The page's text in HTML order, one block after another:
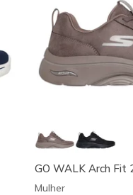
GO WALK Arch Fit
Mulher